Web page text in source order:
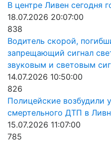
В центре Ливен сегодня
18.07.2026 20:07:00
838
Водитель скорой,
запрещающий сигнал
звуковым и световым
14.07.2026 10:50:00
826
Полицейские возбудили
смертельного ДТП в
15.07.2026 11:07:00
785